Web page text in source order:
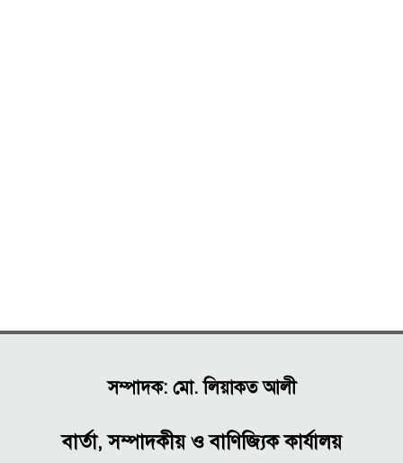
সম্পাদক: মো. লিয়াকত আলী
বার্তা, সম্পাদকীয় ও বাণিজ্যিক কার্যালয়